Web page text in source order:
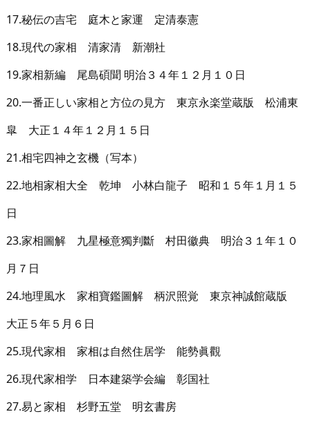
17.秘伝の吉宅 庭木と家運 定清泰憲
18.現代の家相 清家清 新潮社
19.家相新編 尾島碩聞 明治３４年１２月１０日
20.一番正しい家相と方位の見方 東京永楽堂蔵版 松浦東
皐 大正１４年１２月１５日
21.相宅四神之玄機（写本）
22.地相家相大全 乾坤 小林白龍子 昭和１５年１月１５
日
23.家相圖解 九星極意獨判斷 村田徽典 明治３１年１０
月７日
24.地理風水 家相寶鑑圖解 柄沢照覚 東京神誠館蔵版
大正５年５月６日
25.現代家相 家相は自然住居学 能勢眞觀
26.現代家相学 日本建築学会編 彰国社
27.易と家相 杉野五堂 明玄書房